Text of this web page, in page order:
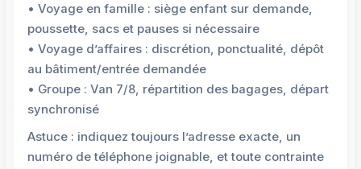
• Voyage en famille : siège enfant sur demande,
poussette, sacs et pauses si nécessaire
• Voyage d’affaires : discrétion, ponctualité, dépôt
au bâtiment/entrée demandée
• Groupe : Van 7/8, répartition des bagages, départ
synchronisé
Astuce : indiquez toujours l’adresse exacte, un
numéro de téléphone joignable, et toute contrainte